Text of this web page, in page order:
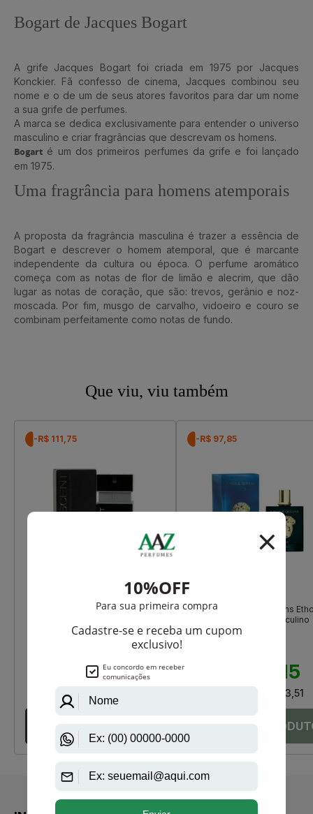
Bogart de Jacques Bogart
A grife Jacques Bogart foi criada em 1975 por Jacques
Konckier. Fã confesso de cinema, Jacques combinou seu
nome e o de um de seus atores favoritos para dar um nome
a sua grife de perfumes.
A marca se dedica exclusivamente para entender o universo
masculino e criar fragrâncias que descrevam os homens.
Bogart é um dos primeiros perfumes da grife e foi lançado
em 1975.
Uma fragrância para homens atemporais
A proposta da fragrância masculina é trazer a essência de
Bogart e descrever o homem atemporal, que é marcante
independente da cultura ou época. O perfume aromático
começa com as notas de flor de limão e alecrim, que dão
lugar as notas de coração, que são: trevos, gerânio e noz-
moscada. Por fim, musgo de carvalho, vidoeiro e couro se
combinam perfeitamente como notas de fundo.
Que viu, viu também
-R$ 111,75
Jacques Bogart
Silver Scent Intense De Jacques
R$ 318,25
Até12X de
-R$ 97,85
Amaran Kings & Queens
Eau De Parfum Masculino
R$ 282,15
R$ 23,51